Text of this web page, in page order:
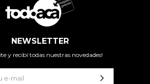
NEWSLETTER
y recibí todas nuestras novedades!